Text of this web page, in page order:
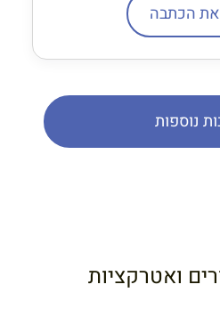
הכתבה
נוספות
ואטרקציות